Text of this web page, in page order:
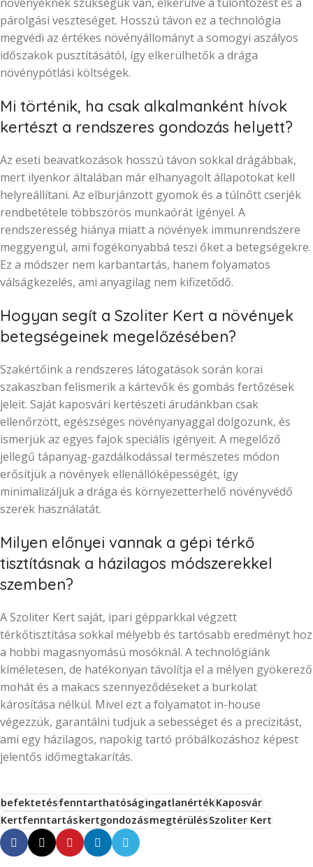
növényeknek szükségük van, elkerülve a túlöntözést és a
párolgási veszteséget. Hosszú távon ez a technológia
megvédi az értékes növényállományt a somogyi aszályos
időszakok pusztításától, így elkerülhetők a drága
növénypótlási költségek.
Mi történik, ha csak alkalmanként hívok
kertészt a rendszeres gondozás helyett?
Az eseti beavatkozások hosszú távon sokkal drágábbak,
mert ilyenkor általában már elhanyagolt állapotokat kell
helyreállítani. Az elburjánzott gyomok és a túlnőtt cserjék
rendbetétele többszörös munkaórát igényel. A
rendszeresség hiánya miatt a növények immunrendszere
meggyengül, ami fogékonyabbá teszi őket a betegségekre.
Ez a módszer nem karbantartás, hanem folyamatos
válságkezelés, ami anyagilag nem kifizetődő.
Hogyan segít a Szoliter Kert a növények
betegségeinek megelőzésében?
Szakértőink a rendszeres látogatások során korai
szakaszban felismerik a kártevők és gombás fertőzések
jeleit. Saját kaposvári kertészeti árudánkban csak
ellenőrzött, egészséges növényanyaggal dolgozunk, és
ismerjük az egyes fajok speciális igényeit. A megelőző
jellegű tápanyag-gazdálkodással természetes módon
erősítjük a növények ellenállóképességét, így
minimalizáljuk a drága és környezetterhelő növényvédő
szerek használatát.
Milyen előnyei vannak a gépi térkő
tisztításnak a házilagos módszerekkel
szemben?
A Szoliter Kert saját, ipari gépparkkal végzett
térkőtisztítása sokkal mélyebb és tartósabb eredményt hoz
a hobbi magasnyomású mosóknál. A technológiánk
kíméletesen, de hatékonyan távolítja el a mélyen gyökerező
mohát és a makacs szennyeződéseket a burkolat
károsítása nélkül. Mivel ezt a folyamatot in-house
végezzük, garantálni tudjuk a sebességet és a precizitást,
ami egy házilagos, napokig tartó próbálkozáshoz képest
jelentős időmegtakarítás.
befektetésfenntarthatóságingatlanértékKaposvár
KertfenntartáskertgondozásmegtérülésSzoliter Kert